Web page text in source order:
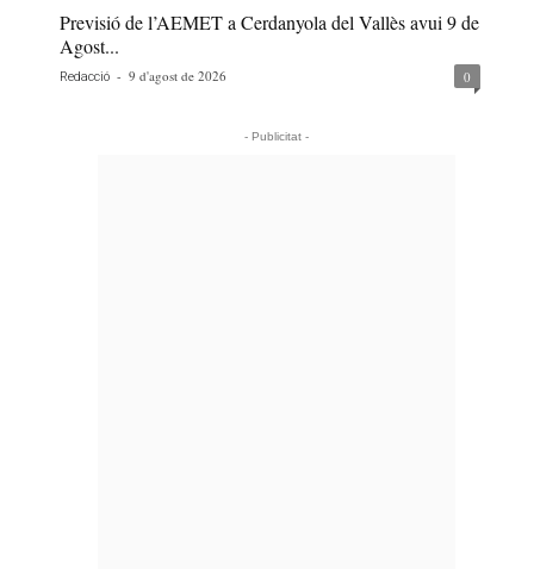
Previsió de l’AEMET a Cerdanyola del Vallès avui 9 de
Agost...
Redacció - 9 d'agost de 2026 0
- Publicitat -